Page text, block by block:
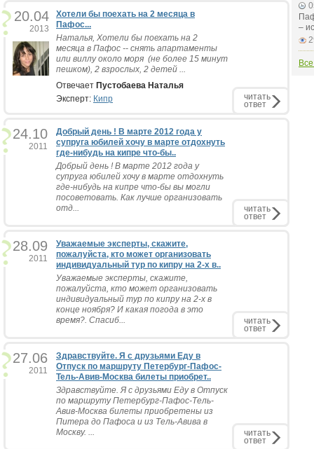
20.04
2013
Хотели бы поехать на 2 месяца в
Пафос...
Наталья, Хотели бы поехать на 2
месяца в Пафос -- снять апартаменты
или виллу около моря (не более 15 минут
пешком), 2 взрослых, 2 детей ...
Отвечает Пустобаева Наталья
Эксперт: Кипр читать
ответ
24.10
2011
Добрый день ! В марте 2012 года у
супруга юбилей хочу в марте отдохнуть
где-нибудь на кипре что-бы..
Добрый день ! В марте 2012 года у
супруга юбилей хочу в марте отдохнуть
где-нибудь на кипре что-бы вы могли
посоветовать. Как лучше организовать
отд...
читать
ответ
28.09
2011
Уважаемые эксперты, скажите,
пожалуйста, кто может организовать
индивидуальный тур по кипру на 2-х в..
Уважаемые эксперты, скажите,
пожалуйста, кто может организовать
индивидуальный тур по кипру на 2-х в
конце ноября? И какая погода в это
время?. Спасиб...
читать
ответ
27.06
2011
Здравствуйте. Я с друзьями Еду в
Отпуск по маршруту Петербург-Пафос-
Тель-Авив-Москва билеты приобрет..
Здравствуйте. Я с друзьями Еду в Отпуск
по маршруту Петербург-Пафос-Тель-
Авив-Москва билеты приобретены из
Питера до Пафоса и из Тель-Авива в
Москву. ...
читать
ответ
–